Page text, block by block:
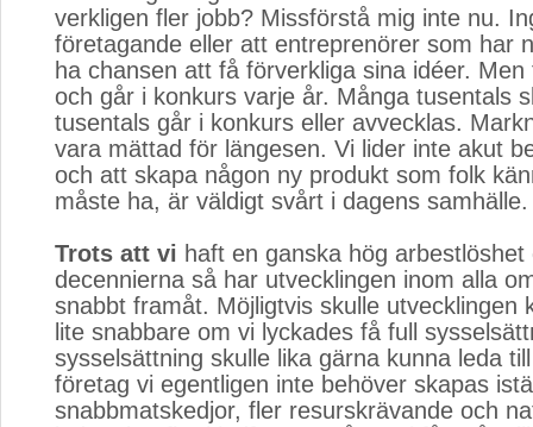
verkligen fler jobb? Missförstå mig inte nu.
företagande eller att entreprenörer som har
ha chansen att få förverkliga sina idéer.
och går i konkurs varje år. Många tusentals
tusentals går i konkurs eller avvecklas.
vara mättad för längesen. Vi lider inte akut
och att skapa någon ny produkt som folk
måste ha, är väldigt svårt i dagens samhälle.
Trots att vi haft en ganska hög arbestlöshet
decennierna så har utvecklingen inom alla
snabbt framåt. Möjligtvis skulle utvecklingen
lite snabbare om vi lyckades få full
sysselsättning skulle lika gärna kunna leda
företag vi egentligen inte behöver skapas
snabbmatskedjor, fler resurskrävande och